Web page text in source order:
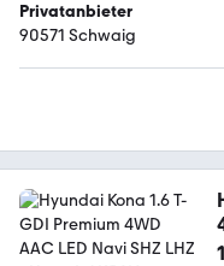
Privatanbieter
90571 Schwaig